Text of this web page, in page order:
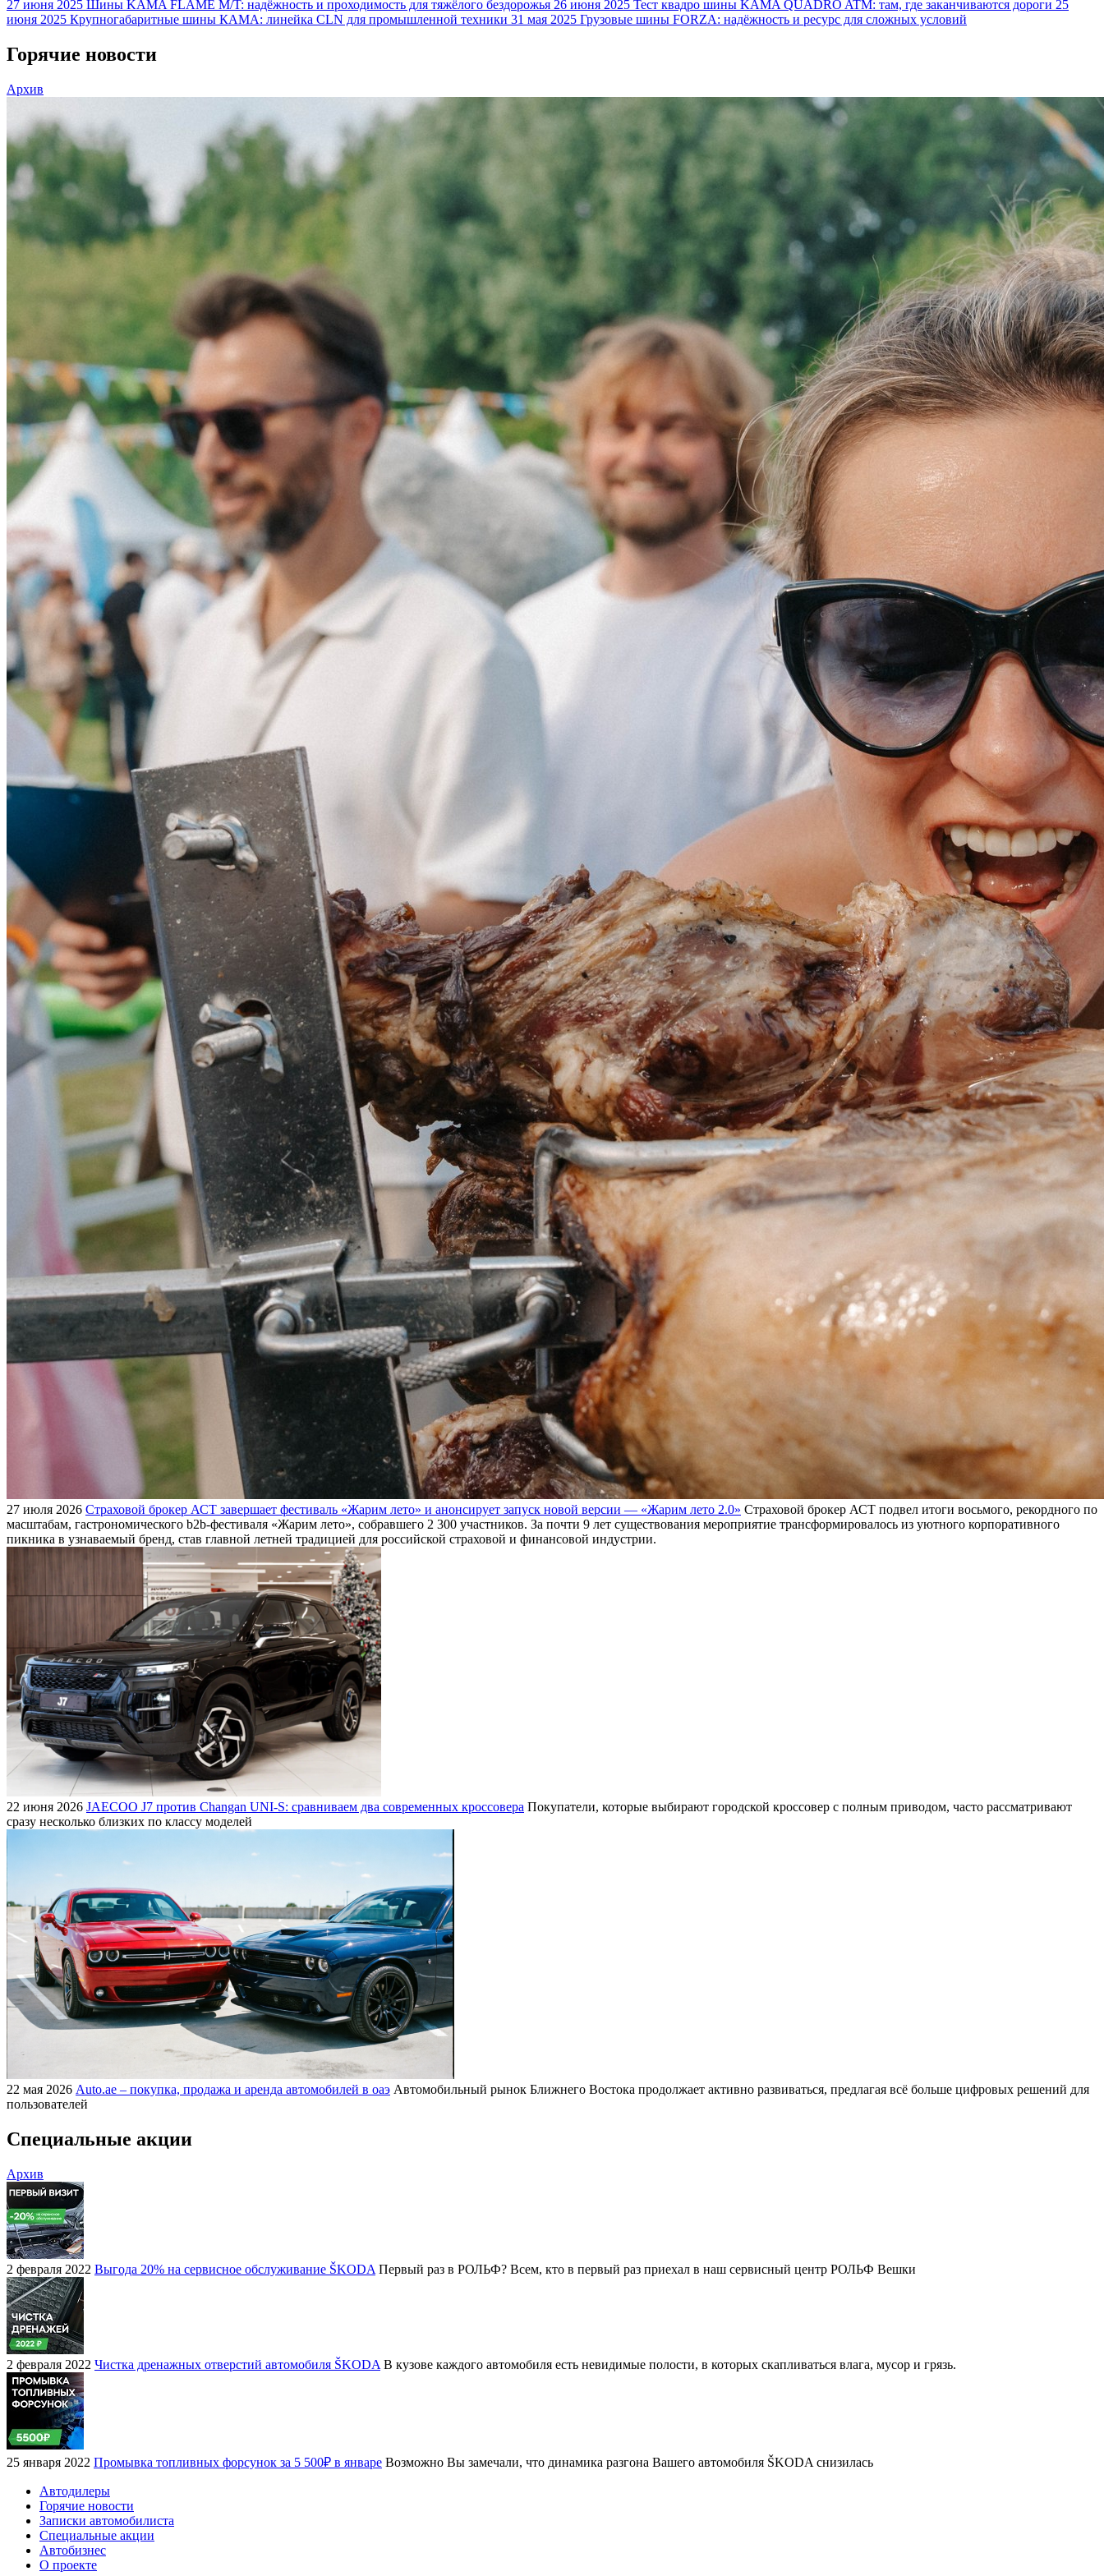
27 июня 2025 Шины KAMA FLAME M/T: надёжность и проходимость для тяжёлого бездорожья 26 июня 2025 Тест квадро шины KAMA QUADRO ATM: там, где заканчиваются дороги 25
июня 2025 Крупногабаритные шины КАМА: линейка CLN для промышленной техники 31 мая 2025 Грузовые шины FORZA: надёжность и ресурс для сложных условий
Горячие новости
Архив
27 июля 2026 Страховой брокер АСТ завершает фестиваль «Жарим лето» и анонсирует запуск новой версии — «Жарим лето 2.0» Страховой брокер АСТ подвел итоги восьмого, рекордного по
масштабам, гастрономического b2b-фестиваля «Жарим лето», собравшего 2 300 участников. За почти 9 лет существования мероприятие трансформировалось из уютного корпоративного
пикника в узнаваемый бренд, став главной летней традицией для российской страховой и финансовой индустрии.
22 июня 2026 JAECOO J7 против Changan UNI-S: сравниваем два современных кроссовера Покупатели, которые выбирают городской кроссовер с полным приводом, часто рассматривают
сразу несколько близких по классу моделей
22 мая 2026 Auto.ae – покупка, продажа и аренда автомобилей в оаэ Автомобильный рынок Ближнего Востока продолжает активно развиваться, предлагая всё больше цифровых решений для
пользователей
Специальные акции
Архив
2 февраля 2022 Выгода 20% на сервисное обслуживание ŠKODA Первый раз в РОЛЬФ? Всем, кто в первый раз приехал в наш сервисный центр РОЛЬФ Вешки
2 февраля 2022 Чистка дренажных отверстий автомобиля ŠKODA В кузове каждого автомобиля есть невидимые полости, в которых скапливаться влага, мусор и грязь.
25 января 2022 Промывка топливных форсунок за 5 500₽ в январе Возможно Вы замечали, что динамика разгона Вашего автомобиля ŠKODA снизилась
Автодилеры
Горячие новости
Записки автомобилиста
Специальные акции
Автобизнес
О проекте